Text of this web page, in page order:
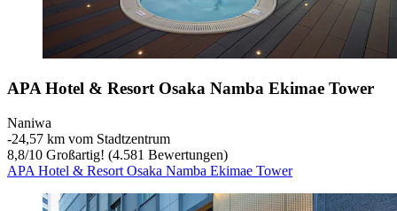
APA Hotel & Resort Osaka Namba Ekimae Tower
Naniwa
‐24,57 km vom Stadtzentrum
8,8/10 Großartig! (4.581 Bewertungen)
APA Hotel & Resort Osaka Namba Ekimae Tower